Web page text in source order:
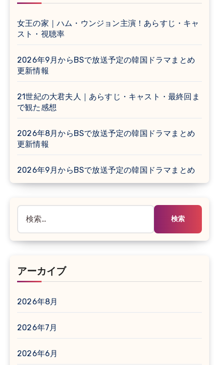
女王の家｜ハム・ウンジョン主演！あらすじ・キャ
スト・視聴率
2026年9月からBSで放送予定の韓国ドラマまとめ
更新情報
21世紀の大君夫人｜あらすじ・キャスト・最終回ま
で観た感想
2026年8月からBSで放送予定の韓国ドラマまとめ
更新情報
2026年9月からBSで放送予定の韓国ドラマまとめ
アーカイブ
2026年8月
2026年7月
2026年6月